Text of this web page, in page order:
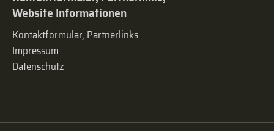
Website Informationen
Kontaktformular, Partnerlinks
Impressum
Datenschutz